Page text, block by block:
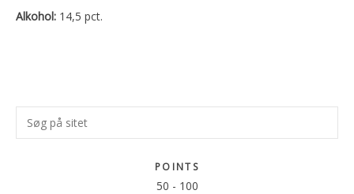
Alkohol: 14,5 pct.
Primær
Sidebar
Søg
på
POINTS
50 - 100